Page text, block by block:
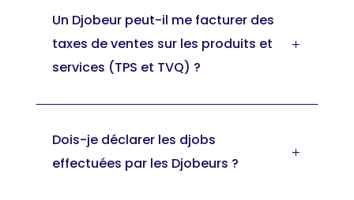
L
Un Djobeur peut-il me facturer des
taxes de ventes sur les produits et
services (TPS et TVQ) ?
L
Dois-je déclarer les djobs
effectuées par les Djobeurs ?